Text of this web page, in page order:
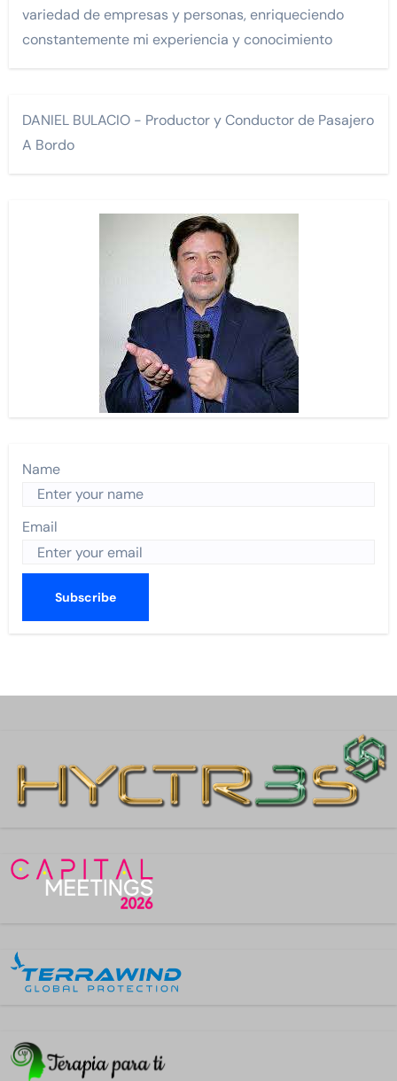
variedad de empresas y personas, enriqueciendo
constantemente mi experiencia y conocimiento
DANIEL BULACIO - Productor y Conductor de Pasajero
A Bordo
Name
Email